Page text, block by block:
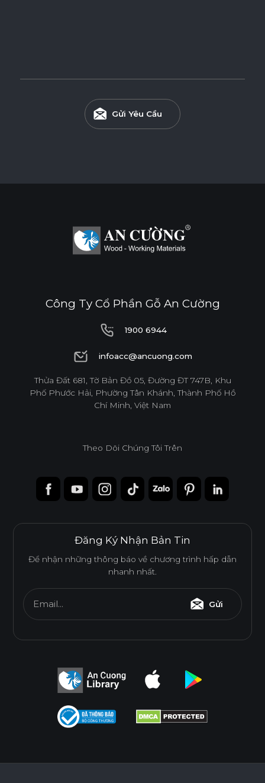
Gửi Yêu Cầu
Công Ty Cổ Phần Gỗ An Cường
1900 6944
1900 6944
infoacc@ancuong.com
infoacc@ancuong.com
Thửa Đất 681, Tờ Bản Đồ 05, Đường ĐT 747B, Khu
Phố Phước Hải, Phường Tân Khánh, Thành Phố Hồ
Chí Minh, Việt Nam
Theo Dõi Chúng Tôi Trên
Đăng Ký Nhận Bản Tin
Để nhận những thông báo về chương trình hấp dẫn
nhanh nhất.
Email... Gửi